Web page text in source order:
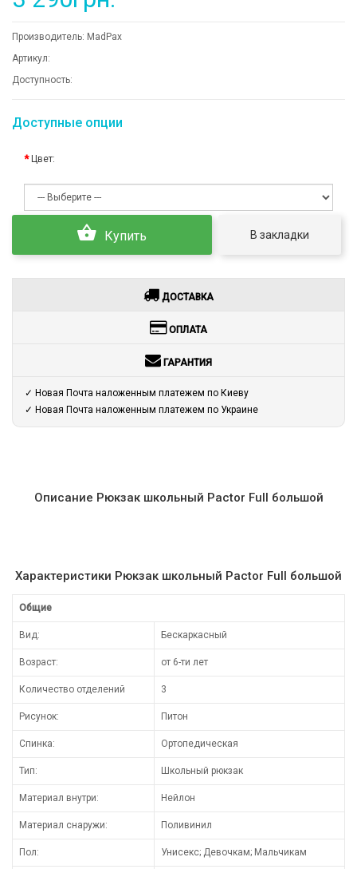
Производитель: MadPax
Артикул:
Доступность:
Доступные опции
Цвет:
Купить В закладки
ДОСТАВКА
ОПЛАТА
ГАРАНТИЯ
✓ Новая Почта наложенным платежем по Киеву
✓ Новая Почта наложенным платежем по Украине
Описание Рюкзак школьный Pactor Full большой
Характеристики Рюкзак школьный Pactor Full большой
Общие
Вид: Бескаркасный
Возраст: от 6-ти лет
Количество отделений 3
Рисунок: Питон
Спинка: Ортопедическая
Тип: Школьный рюкзак
Материал внутри: Нейлон
Материал снаружи: Поливинил
Пол: Унисекс; Девочкам; Мальчикам